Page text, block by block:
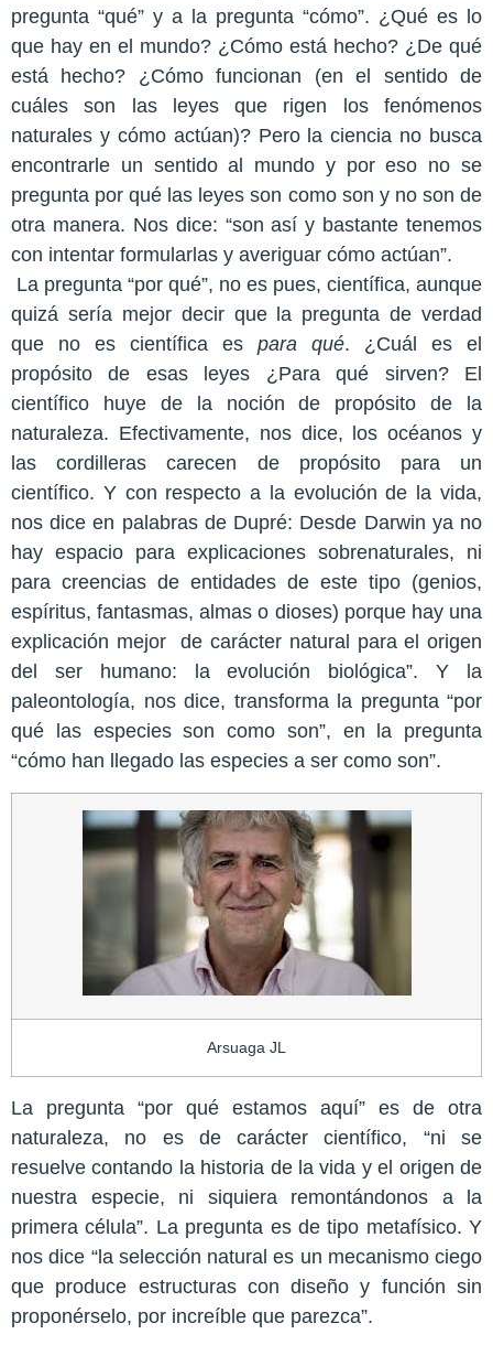
pregunta “qué” y a la pregunta “cómo”. ¿Qué es lo
que hay en el mundo? ¿Cómo está hecho? ¿De qué
está hecho? ¿Cómo funcionan (en el sentido de
cuáles son las leyes que rigen los fenómenos
naturales y cómo actúan)? Pero la ciencia no busca
encontrarle un sentido al mundo y por eso no se
pregunta por qué las leyes son como son y no son de
otra manera. Nos dice: “son así y bastante tenemos
con intentar formularlas y averiguar cómo actúan”.
La pregunta “por qué”, no es pues, científica, aunque
quizá sería mejor decir que la pregunta de verdad
que no es científica es para qué. ¿Cuál es el
propósito de esas leyes ¿Para qué sirven? El
científico huye de la noción de propósito de la
naturaleza. Efectivamente, nos dice, los océanos y
las cordilleras carecen de propósito para un
científico. Y con respecto a la evolución de la vida,
nos dice en palabras de Dupré: Desde Darwin ya no
hay espacio para explicaciones sobrenaturales, ni
para creencias de entidades de este tipo (genios,
espíritus, fantasmas, almas o dioses) porque hay una
explicación mejor
de carácter natural para el origen
del ser humano: la evolución biológica”. Y la
paleontología, nos dice, transforma la pregunta “por
qué las especies son como son”, en la pregunta
“cómo han llegado las especies a ser como son”.
Arsuaga JL
La pregunta “por qué estamos aquí” es de otra
naturaleza, no es de carácter científico, “ni se
resuelve contando la historia de la vida y el origen de
nuestra especie, ni siquiera remontándonos a la
primera célula”. La pregunta es de tipo metafísico. Y
nos dice “la selección natural es un mecanismo ciego
que produce estructuras con diseño y función sin
proponérselo, por increíble que parezca”.